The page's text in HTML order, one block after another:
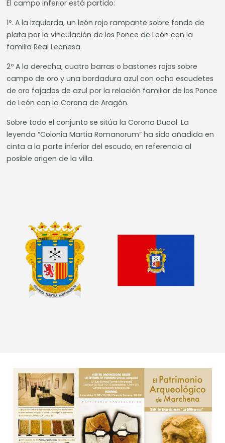
El campo inferior está partido:
1º. A la izquierda, un león rojo rampante sobre fondo de
plata por la vinculación de los Ponce de León con la
familia Real Leonesa.
2º A la derecha, cuatro barras o bastones rojos sobre
campo de oro y una bordadura azul con ocho escudetes
de oro fajados de azul por la relación familiar de los Ponce
de León con la Corona de Aragón.
Sobre todo el conjunto se sitúa la Corona Ducal. La
leyenda “Colonia Martia Romanorum” ha sido añadida en
cinta a la parte inferior del escudo, en referencia al
posible origen de la villa.